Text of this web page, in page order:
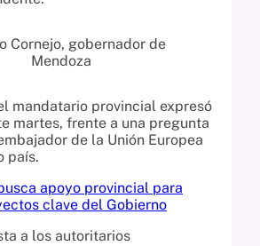
Cornejo, gobernador de
Mendoza
mandatario provincial expresó
martes, frente a una pregunta
de la Unión Europea
país.
apoyo provincial para
clave del Gobierno
a los autoritarios